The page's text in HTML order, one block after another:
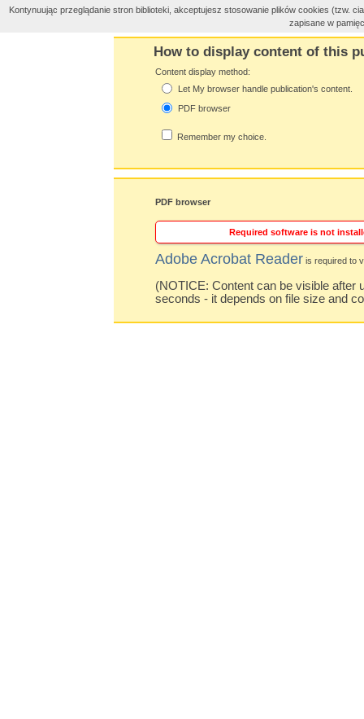
How to display content of this
Content display method:
Let My browser handle publication's content.
PDF browser
Remember my choice.
PDF browser
Required software is not
Adobe Acrobat Reader is required to
(NOTICE: Content can be visible after
seconds - it depends on file size and
Kontynuując przeglądanie stron biblioteki, akceptujesz stosowanie plików cookies
zapisane w